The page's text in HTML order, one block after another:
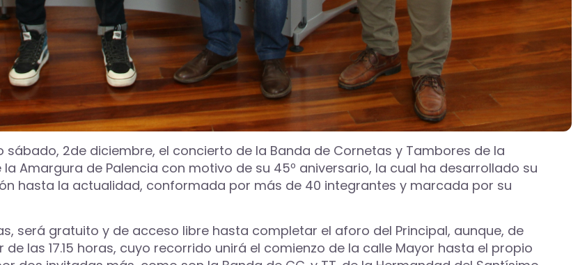
2de diciembre, el concierto de la Banda de Cornetas y Tambores de la
la Amargura de Palencia con motivo de su 45º aniversario, la cual ha desarrollado su
hasta la actualidad, conformada por más de 40 integrantes y marcada por su
será gratuito y de acceso libre hasta completar el aforo del Principal, aunque, de
las 17.15 horas, cuyo recorrido unirá el comienzo de la calle Mayor hasta el propio